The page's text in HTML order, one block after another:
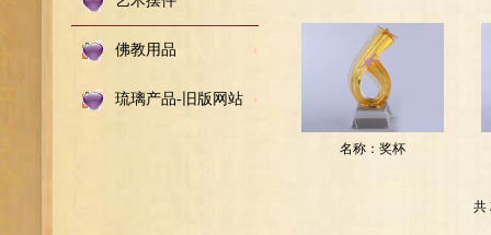
佛教用品
琉璃产品-旧版网站
20151141744316
名称： 奖杯
共